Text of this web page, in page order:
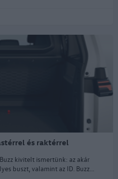
és raktérrel
kivitelt ismertünk: az akár
buszt, valamint az ID. Buzz...